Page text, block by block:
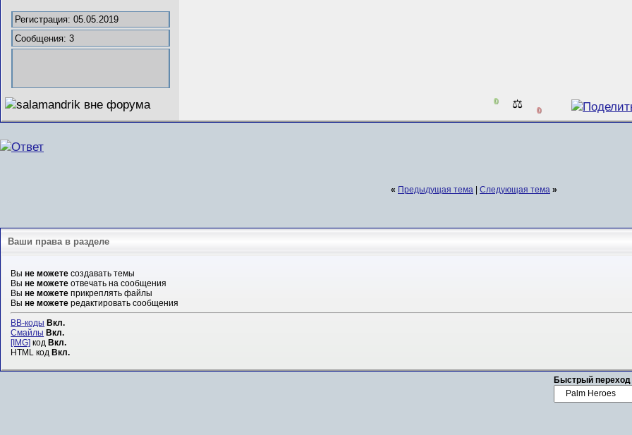
Регистрация: 05.05.2019
Сообщения: 3
0 ⚖️ 0
« Предыдущая тема Следующая тема »
Ваши права в разделе
Выне можете создавать темы
Выне можете отвечать на сообщения
Выне можете прикреплять файлы
Выне можете редактировать сообщения
BB-коды Вкл.
Смайлы Вкл.
[IMG] кодВкл.
HTML кодВкл.
Быстрый переход